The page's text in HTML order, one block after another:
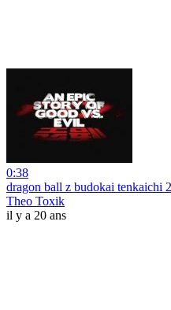
0:38
dragon ball z budokai tenkaichi 2
Theo Toxik
il y a 20 ans